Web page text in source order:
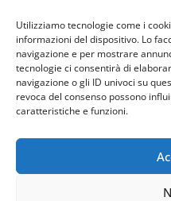
Utilizziamo tecnologie come i
informazioni del dispositivo. Lo
navigazione e per mostrare
tecnologie ci consentirà di
navigazione o gli ID univoci su
revoca del consenso possono
caratteristiche e funzioni.